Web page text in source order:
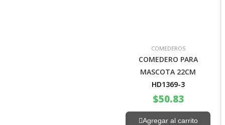
COMEDEROS
COMEDERO PARA
MASCOTA 22CM
HD1369-3
$50.83
Agregar al carrito